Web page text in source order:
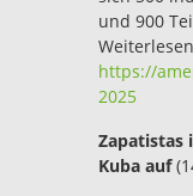
und 900
https://
2025
Zapatistas
Kuba auf